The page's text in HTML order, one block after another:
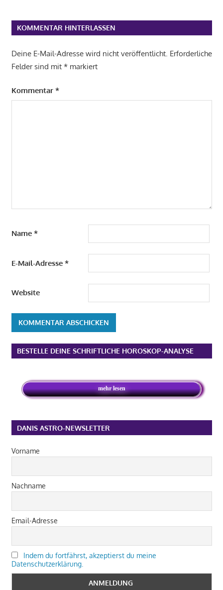
KOMMENTAR HINTERLASSEN
Deine E-Mail-Adresse wird nicht veröffentlicht. Erforderliche
Felder sind mit *markiert
Kommentar *
Name *
E-Mail-Adresse *
Website
Alternative:
BESTELLE DEINE SCHRIFTLICHE HOROSKOP-ANALYSE
mehr lesen
DANIS ASTRO-NEWSLETTER
Vorname
Nachname
Email-Adresse
Indem du fortfährst, akzeptierst du meine
Datenschutzerklärung.